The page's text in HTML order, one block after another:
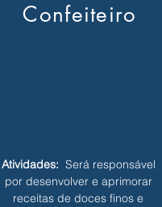
Confeiteiro
Atividades: Será responsável
por desenvolver e aprimorar
receitas de doces finos e